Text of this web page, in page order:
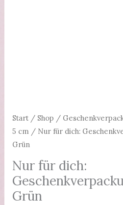
Start/ Shop /
5 cm / Nur für dich:
Grün
Nur für dich:
Grün